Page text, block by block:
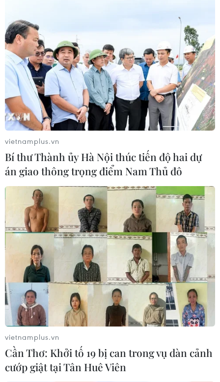
TIN CÙNG CHUYÊN MỤC
Những lý do khiến du khách Ấn Độ
chuyển hướng sang Việt Nam
08/08/2026 23:58
Thánh đường Emir Abdelkader -
biểu tượng của kiến trúc, văn hóa và
tri thức
08/08/2026 22:05
Thánh đường Emir
Abdelkader - biểu tượng văn hóa,
tôn giáo của Constantine
08/08/2026 08:35
Vẻ đẹp lãng mạn của đồi
Vọng Cảnh tại thành phố Huế
vietnamplus.vn
Bí thư Thành ủy Hà Nội thúc tiến độ hai dự
án giao thông trọng điểm Nam Thủ đô
vietnamplus.vn
Cần Thơ: Khởi tố 19 bị can trong vụ dàn cảnh
cướp giật tại Tân Huê Viên